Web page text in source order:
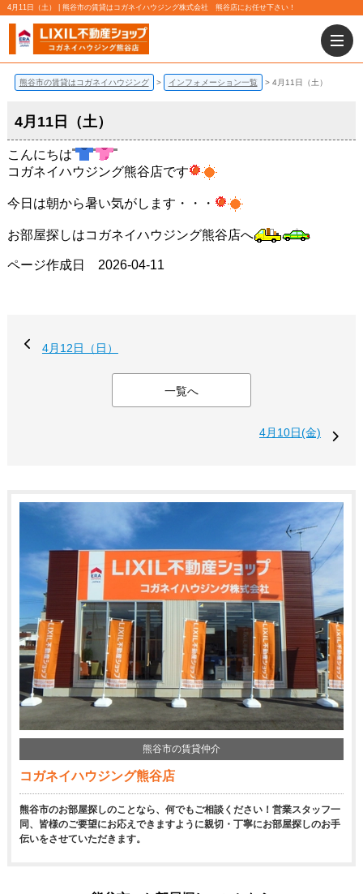
4月11日（土） | 熊谷市の賃貸はコガネイハウジング株式会社 熊谷店にお任せ下さい！
熊谷市の賃貸はコガネイハウジング インフォメーション一覧 4月11日（土）
4月11日（土）
こんにちは
コガネイハウジング熊谷店です
今日は朝から暑い気がします・・・
お部屋探しはコガネイハウジング熊谷店へ
ページ作成日 2026-04-11
4月12日（日）
一覧へ
4月10日(金)
熊谷市の賃貸仲介
コガネイハウジング熊谷店
熊谷市のお部屋探しのことなら、何でもご相談ください！営業スタッフ一
同、皆様のご要望にお応えできますように親切・丁寧にお部屋探しのお手
伝いをさせていただきます。